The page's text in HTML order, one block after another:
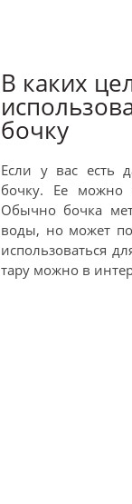
В каких
бочку
Если у вас есть
бочку. Ее можно
Обычно бочка
воды, но может
использоваться
тару можно в